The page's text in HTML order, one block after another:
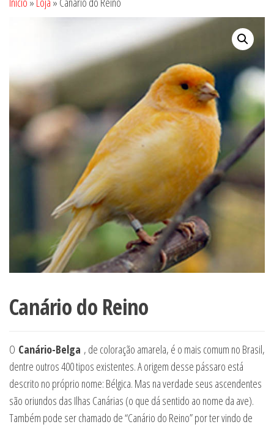
Canário do Reino
O Canário-Belga , de coloração amarela, é o mais comum no Brasil,
dentre outros 400 tipos existentes. A origem desse pássaro está
descrito no próprio nome: Bélgica. Mas na verdade seus ascendentes
são oriundos das Ilhas Canárias (o que dá sentido ao nome da ave).
Também pode ser chamado de “Canário do Reino” por ter vindo de